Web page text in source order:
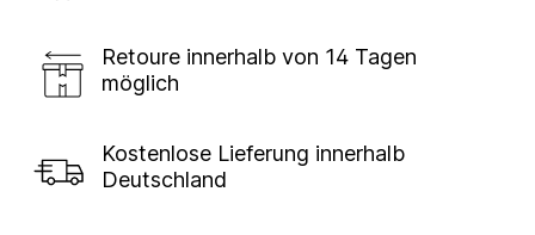
Retoure innerhalb von 14 Tagen
möglich
Kostenlose Lieferung innerhalb
Deutschland